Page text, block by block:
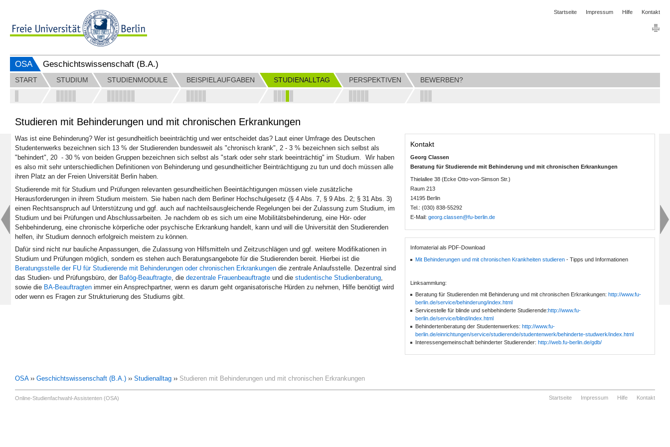
Startseite Impressum Hilfe Kontakt
OSA Geschichtswissenschaft (B.A.)
START STUDIUM STUDIENMODULE BEISPIELAUFGABEN STUDIENALLTAG PERSPEKTIVEN BEWERBEN?
Studieren mit Behinderungen und mit chronischen Erkrankungen
Was ist eine Behinderung? Wer ist gesundheitlich beeinträchtig und wer entscheidet das? Laut einer Umfrage des Deutschen
Studentenwerks bezeichnen sich 13 % der Studierenden bundesweit als "chronisch krank", 2 - 3 % bezeichnen sich selbst als
"behindert", 20 - 30 % von beiden Gruppen bezeichnen sich selbst als "stark oder sehr stark beeinträchtig" im Studium. Wir haben
es also mit sehr unterschiedlichen Definitionen von Behinderung und gesundheitlicher Beinträchtigung zu tun und doch müssen alle
ihren Platz an der Freien Universität Berlin haben.
Studierende mit für Studium und Prüfungen relevanten gesundheitlichen Beeintächtigungen müssen viele zusätzliche
Herausforderungen in ihrem Studium meistern. Sie haben nach dem Berliner Hochschulgesetz (§ 4 Abs. 7, § 9 Abs. 2; § 31 Abs. 3)
einen Rechtsanspruch auf Unterstützung und ggf. auch auf nachteilsausgleichende Regelungen bei der Zulassung zum Studium, im
Studium und bei Prüfungen und Abschlussarbeiten. Je nachdem ob es sich um eine Mobilitätsbehinderung, eine Hör- oder
Sehbehinderung, eine chronische körperliche oder psychische Erkrankung handelt, kann und will die Universität den Studierenden
helfen, ihr Studium dennoch erfolgreich meistern zu können.
Dafür sind nicht nur bauliche Anpassungen, die Zulassung von Hilfsmitteln und Zeitzuschlägen und ggf. weitere Modifikationen in
Studium und Prüfungen möglich, sondern es stehen auch Beratungsangebote für die Studierenden bereit. Hierbei ist die
Beratungsstelle der FU für Studierende mit Behinderungen oder chronischen Erkrankungen die zentrale Anlaufsstelle. Dezentral sind
das Studien- und Prüfungsbüro, der Bafög-Beauftragte, die dezentrale Frauenbeauftragte und die studentische Studienberatung,
sowie die BA-Beauftragten immer ein Ansprechpartner, wenn es darum geht organisatorische Hürden zu nehmen, Hilfe benötigt wird
oder wenn es Fragen zur Strukturierung des Studiums gibt.
Kontakt
Georg Classen
Beratung für Studierende mit Behinderung und mit chronischen Erkrankungen
Thielallee 38 (Ecke Otto-von-Simson Str.)
Raum 213
14195 Berlin
Tel.: (030) 838-55292
E-Mail: georg.classen@fu-berlin.de
Infomaterial als PDF-Download
Mit Behinderungen und mit chronischen Krankheiten studieren- Tipps und Informationen
Linksammlung:
Beratung für Studierenden mit Behinderung und mit chronischen Erkrankungen: http://www.fu-
berlin.de/service/behinderung/index.html
Servicestelle für blinde und sehbehinderte Studierende:http://www.fu-
berlin.de/service/blind/index.html
Behindertenberatung der Studentenwerkes: http://www.fu-
berlin.de/einrichtungen/service/studierende/studentenwerk/behinderte-studwerk/index.html
Interessengemeinschaft behinderter Studierender: http://web.fu-berlin.de/gdb/
OSA›› Geschichtswissenschaft (B.A.) ›› Studienalltag ›› Studieren mit Behinderungen und mit chronischen Erkrankungen
Online-Studienfachwahl-Assistenten (OSA) Startseite Impressum Hilfe Kontakt